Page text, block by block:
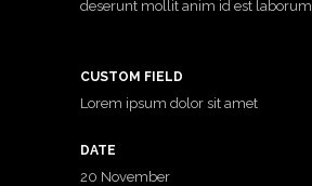
deserunt mollit anim id est laborum
CUSTOM FIELD
Lorem ipsum dolor sit amet
DATE
20 November